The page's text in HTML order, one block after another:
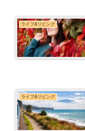
ライフ&リビング
ライフ&リビング